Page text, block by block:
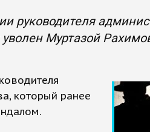
руководителя
Муртазой
который ранее